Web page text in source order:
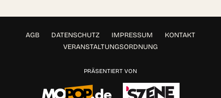
AGB DATENSCHUTZ IMPRESSUM
KONTAKT
VERANSTALTUNGSORDNUNG
PRÄSENTIERT VON